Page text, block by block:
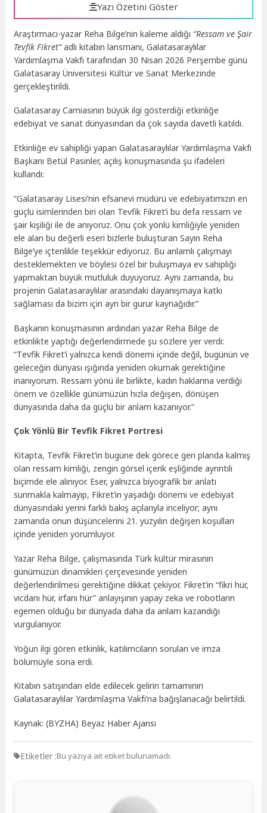
Yazı Özetini Göster
Araştırmacı-yazar Reha Bilge’nin kaleme aldığı “Ressam ve Şair
Tevfik Fikret”adlı kitabın lansmanı, Galatasaraylılar
Yardımlaşma Vakfı tarafından 30 Nisan 2026 Perşembe günü
Galatasaray Üniversitesi Kültür ve Sanat Merkezinde
gerçekleştirildi.
Galatasaray Camiasının büyük ilgi gösterdiği etkinliğe
edebiyat ve sanat dünyasından da çok sayıda davetli katıldı.
Etkinliğe ev sahipliği yapan Galatasaraylılar Yardımlaşma Vakfı
Başkanı Betül Pasinler, açılış konuşmasında şu ifadeleri
kullandı:
“Galatasaray Lisesi’nin efsanevi müdürü ve edebiyatımızın en
güçlü isimlerinden biri olan Tevfik Fikret’i bu defa ressam ve
şair kişiliği ile de anıyoruz. Onu çok yönlü kimliğiyle yeniden
ele alan bu değerli eseri bizlerle buluşturan Sayın Reha
Bilge’ye içtenlikle teşekkür ediyoruz. Bu anlamlı çalışmayı
desteklemekten ve böylesi özel bir buluşmaya ev sahipliği
yapmaktan büyük mutluluk duyuyoruz. Aynı zamanda, bu
projenin Galatasaraylılar arasındaki dayanışmaya katkı
sağlaması da bizim için ayrı bir gurur kaynağıdır.”
Başkanın konuşmasının ardından yazar Reha Bilge de
etkinlikte yaptığı değerlendirmede şu sözlere yer verdi:
“Tevfik Fikret’i yalnızca kendi dönemi içinde değil, bugünün ve
geleceğin dünyası ışığında yeniden okumak gerektiğine
inanıyorum. Ressam yönü ile birlikte, kadın haklarına verdiği
önem ve özellikle günümüzün hızla değişen, dönüşen
dünyasında daha da güçlü bir anlam kazanıyor.”
Çok Yönlü Bir Tevfik Fikret Portresi
Kitapta, Tevfik Fikret’in bugüne dek görece geri planda kalmış
olan ressam kimliği, zengin görsel içerik eşliğinde ayrıntılı
biçimde ele alınıyor. Eser, yalnızca biyografik bir anlatı
sunmakla kalmayıp, Fikret’in yaşadığı dönemi ve edebiyat
dünyasındaki yerini farklı bakış açılarıyla inceliyor; aynı
zamanda onun düşüncelerini 21. yüzyılın değişen koşulları
içinde yeniden yorumluyor.
Yazar Reha Bilge, çalışmasında Türk kültür mirasının
günümüzün dinamikleri çerçevesinde yeniden
değerlendirilmesi gerektiğine dikkat çekiyor. Fikret’in “fikri hür,
vicdanı hür, irfanı hür” anlayışının yapay zeka ve robotların
egemen olduğu bir dünyada daha da anlam kazandığı
vurgulanıyor.
Yoğun ilgi gören etkinlik, katılımcıların soruları ve imza
bölümüyle sona erdi.
Kitabın satışından elde edilecek gelirin tamamının
Galatasaraylılar Yardımlaşma Vakfı’na bağışlanacağı belirtildi.
Kaynak: (BYZHA) Beyaz Haber Ajansı
Etiketler :Bu yazıya ait etiket bulunamadı.